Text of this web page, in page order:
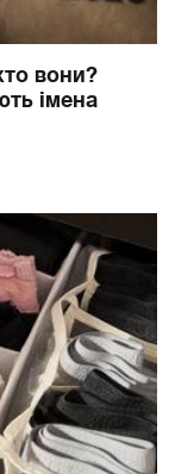
вони?
імена